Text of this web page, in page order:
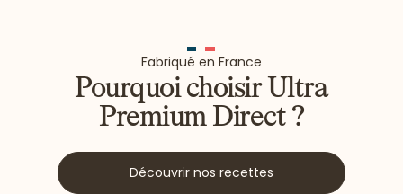
Fabriqué en France
Pourquoi choisir Ultra
Premium Direct ?
Découvrir nos recettes